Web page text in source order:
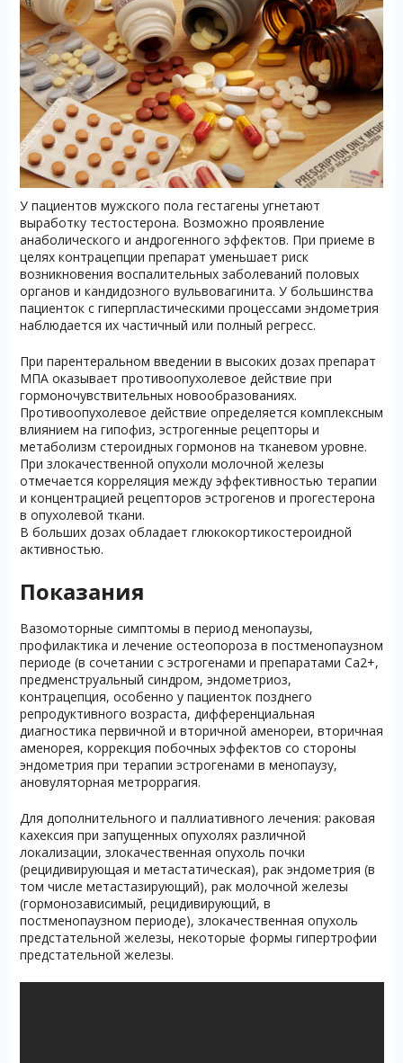
У пациентов мужского пола гестагены угнетают
выработку тестостерона. Возможно проявление
анаболического и андрогенного эффектов. При приеме в
целях контрацепции препарат уменьшает риск
возникновения воспалительных заболеваний половых
органов и кандидозного вульвовагинита. У большинства
пациенток с гиперпластическими процессами эндометрия
наблюдается их частичный или полный регресс.
При парентеральном введении в высоких дозах препарат
МПА оказывает противоопухолевое действие при
гормоночувствительных новообразованиях.
Противоопухолевое действие определяется комплексным
влиянием на гипофиз, эстрогенные рецепторы и
метаболизм стероидных гормонов на тканевом уровне.
При злокачественной опухоли молочной железы
отмечается корреляция между эффективностью терапии
и концентрацией рецепторов эстрогенов и прогестерона
в опухолевой ткани.
В больших дозах обладает глюкокортикостероидной
активностью.
Показания
Вазомоторные симптомы в период менопаузы,
профилактика и лечение остеопороза в постменопаузном
периоде (в сочетании с эстрогенами и препаратами Ca2+,
предменструальный синдром, эндометриоз,
контрацепция, особенно у пациенток позднего
репродуктивного возраста, дифференциальная
диагностика первичной и вторичной аменореи, вторичная
аменорея, коррекция побочных эффектов со стороны
эндометрия при терапии эстрогенами в менопаузу,
ановуляторная метроррагия.
Для дополнительного и паллиативного лечения: раковая
кахексия при запущенных опухолях различной
локализации, злокачественная опухоль почки
(рецидивирующая и метастатическая), рак эндометрия (в
том числе метастазирующий), рак молочной железы
(гормонозависимый, рецидивирующий, в
постменопаузном периоде), злокачественная опухоль
предстательной железы, некоторые формы гипертрофии
предстательной железы.